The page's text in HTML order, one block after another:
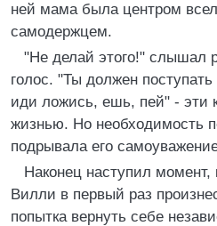
ней мама была центром
самодержцем.
"Не делай этого!" слышал
голос. "Ты должен
иди ложись, ешь, пей" - эти
жизнью. Но необходимость
подрывала его
Наконец наступил момент,
Вилли в первый раз
попытка вернуть себе